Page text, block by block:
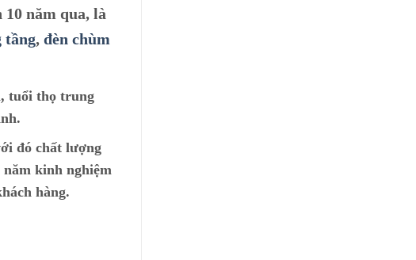
năm qua, là
tầng, đèn chùm
tuổi thọ trung
đó chất lượng
kinh nghiệm
hàng.